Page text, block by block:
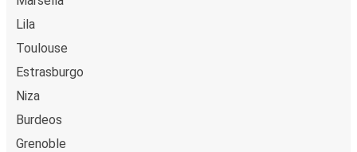
Lila
Toulouse
Estrasburgo
Niza
Burdeos
Grenoble